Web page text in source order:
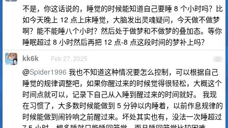
不是，你这话说的，睡觉的时候能知道自己要睡 8 个小时吗？比
如今天晚上 12 点上床睡觉，大脑发出灵魂疑问，今天做不做梦
啊？能不能睡八个小时？然后处于做梦和不做梦的叠加态。等你
睡眠超过 8 小时然后再把 12 点-8 点这段时间的梦补上吗？
22
kk6k Feb 27, 2025
@Spider1996 我也不知道这种情况要怎么控制，可以根据自己
睡觉的规律调整吧，如果你醒过来的时候觉得很轻松，大概这个
时间点就可以，记录下自己从入睡到醒过来的时间就好。 我现
在习惯了，大多数时候能做到 5 分钟以内睡着，以前作息规律的
时候能做到闹铃响之前醒过来。坏处其实也有，没法一次睡超过